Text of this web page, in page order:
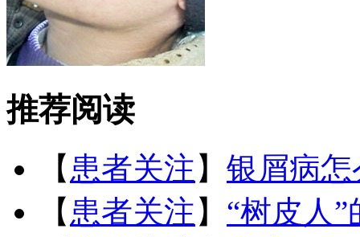
推荐阅读
【 患者关注 】 银屑病
【 患者关注 】 “树皮人